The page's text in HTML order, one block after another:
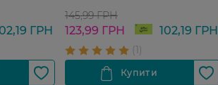
ГРН
145,99 ГРН
123,99 ГРН 102,19 ГРН